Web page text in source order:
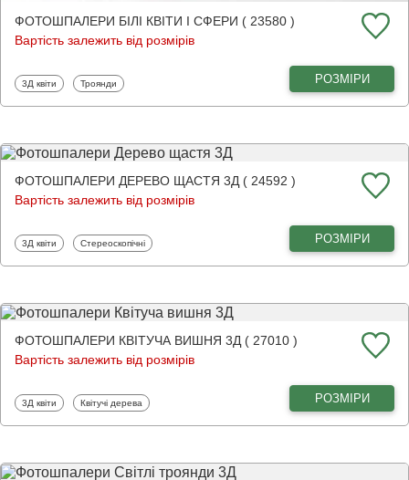
ФОТОШПАЛЕРИ БІЛІ КВІТИ І СФЕРИ ( 23580 )
Вартість залежить від розмірів
Фотошпалери
3Д квіти Фотошпалери
Троянди РОЗМІРИ
ФОТОШПАЛЕРИ ДЕРЕВО ЩАСТЯ 3Д ( 24592 )
Вартість залежить від розмірів
Фотошпалери
3Д квіти Фотошпалери
Стереоскопічні РОЗМІРИ
ФОТОШПАЛЕРИ КВІТУЧА ВИШНЯ 3Д ( 27010 )
Вартість залежить від розмірів
Фотошпалери
3Д квіти Фотошпалери
Квітучі дерева РОЗМІРИ